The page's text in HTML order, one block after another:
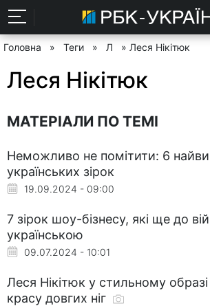
Головна » Теги » Л » Леся Нікітюк
Леся Нікітюк
МАТЕРІАЛИ ПО ТЕМІ
Неможливо не помітити: 6
українських зірок
19.09.2024 - 09:00
7 зірок шоу-бізнесу, які ще до
українською
09.07.2024 - 10:01
Леся Нікітюк у стильному образі
красу довгих ніг